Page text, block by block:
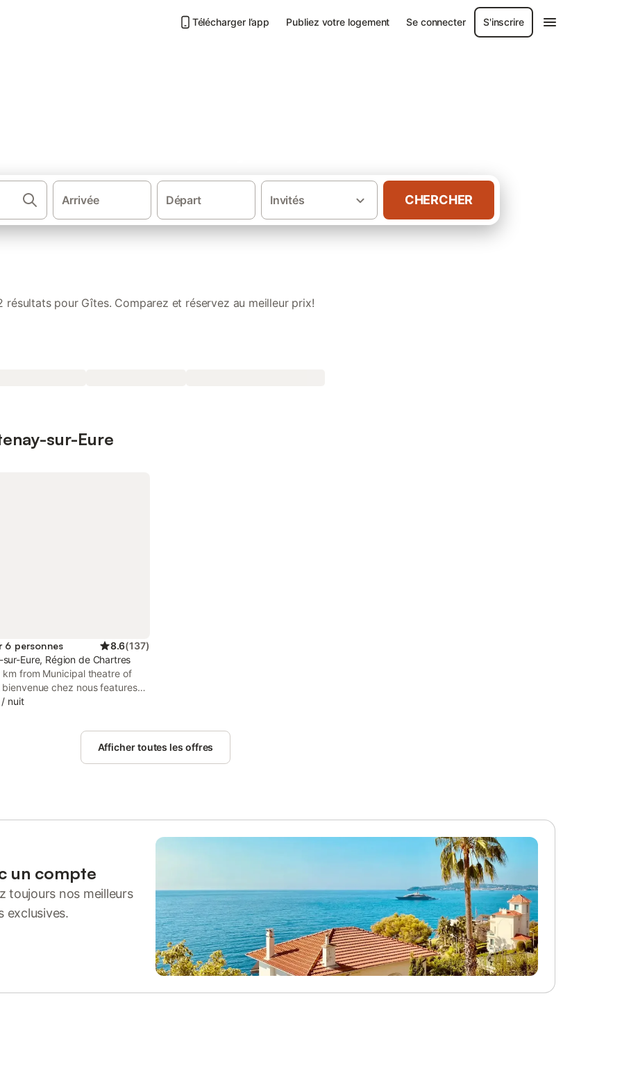
Télécharger l’app Publiez votre logement Se connecter S'inscrire
Arrivée Départ Invités CHERCHER
résultats pour Gîtes. Comparez et réservez au meilleur prix!
sur-Eure
6 personnes 8.6(137)
sur-Eure, Région de Chartres
km from Municipal theatre of
bienvenue chez nous features
in Fontenay-sur-Eure with
24-hour front desk.
/ nuit
Afficher toutes les offres
un compte
toujours nos meilleurs
exclusives.